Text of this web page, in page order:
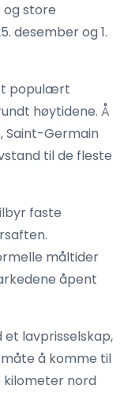
og store
desember og 1.
populært
høytidene. Å
Saint-Germain
til de fleste
faste
måltider
åpent
et lavprisselskap,
å komme til
kilometer nord